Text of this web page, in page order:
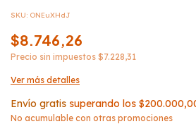
SKU: ONEuXHdJ
$8.746,26
Precio sin impuestos $7.228,31
Ver más detalles
Envío gratis superando los
No acumulable con otras promociones